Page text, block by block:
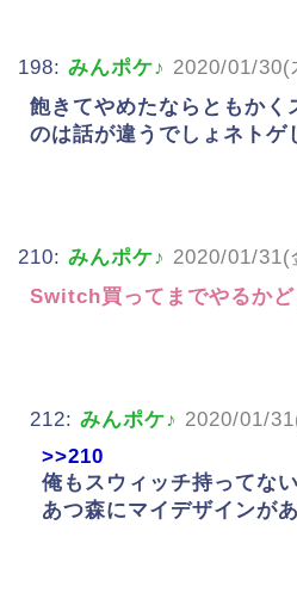
198: みんポケ♪ 2020/01/
飽きてやめたならともかく
のは話が違うでしょネトゲ
210: みんポケ♪ 2020/01/
Switch買ってまでやるか
212: みんポケ♪ 2020/01/
>>210
俺もスウィッチ持ってない
あつ森にマイデザインが